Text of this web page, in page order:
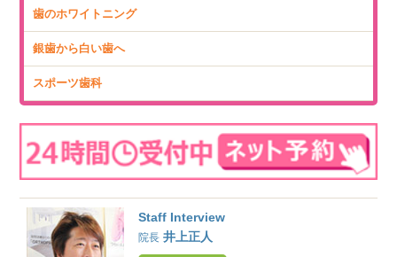
歯のホワイトニング
銀歯から白い歯へ
スポーツ歯科
Staff Interview
院長 井上正人